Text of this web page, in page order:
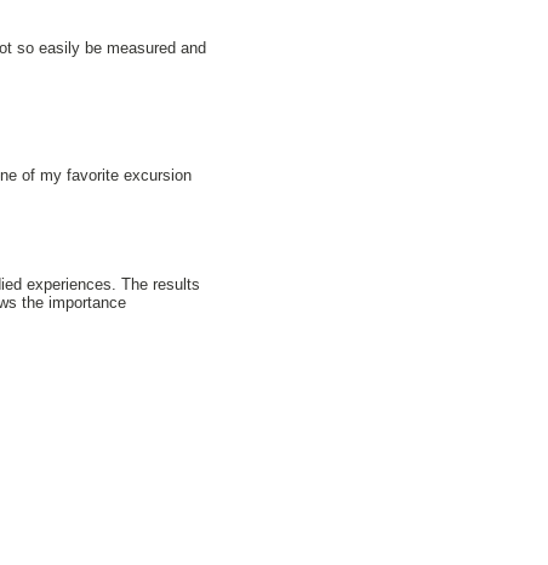
so easily be measured and
of my favorite excursion
experiences. The results
the importance